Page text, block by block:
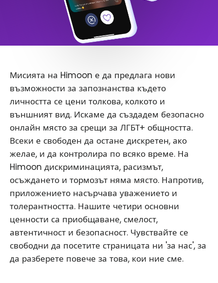
Мисията на Himoon е да предлага нови
възможности за запознанства където
личността се цени толкова, колкото и
външният вид. Искаме да създадем безопасно
онлайн място за срещи за ЛГБТ+ общността.
Всеки е свободен да остане дискретен, ако
желае, и да контролира по всяко време. На
Himoon дискриминацията, расизмът,
осъждането и тормозът няма място. Напротив,
приложението насърчава уважението и
толерантността. Нашите четири основни
ценности са приобщаване, смелост,
автентичност и безопасност. Чувствайте се
свободни да посетите страницата ни 'за нас', за
да разберете повече за това, кои ние сме.